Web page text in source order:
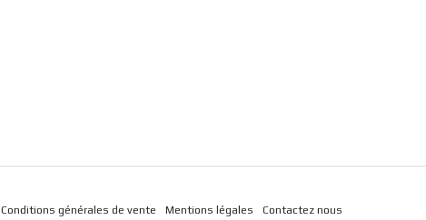
Conditions générales de vente Mentions légales Contactez nous